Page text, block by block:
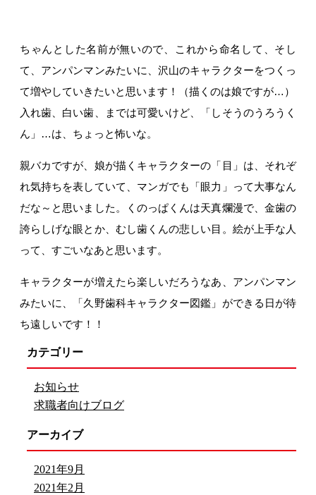
ちゃんとした名前が無いので、これから命名して、そし
て、アンパンマンみたいに、沢山のキャラクターをつくっ
て増やしていきたいと思います！（描くのは娘ですが…）
入れ歯、白い歯、までは可愛いけど、「しそうのうろうく
ん」…は、ちょっと怖いな。
親バカですが、娘が描くキャラクターの「目」は、それぞ
れ気持ちを表していて、マンガでも「眼力」って大事なん
だな～と思いました。くのっぱくんは天真爛漫で、金歯の
誇らしげな眼とか、むし歯くんの悲しい目。絵が上手な人
って、すごいなあと思います。
キャラクターが増えたら楽しいだろうなあ、アンパンマン
みたいに、「久野歯科キャラクター図鑑」ができる日が待
ち遠しいです！！
カテゴリー
お知らせ
求職者向けブログ
アーカイブ
2021年9月
2021年2月